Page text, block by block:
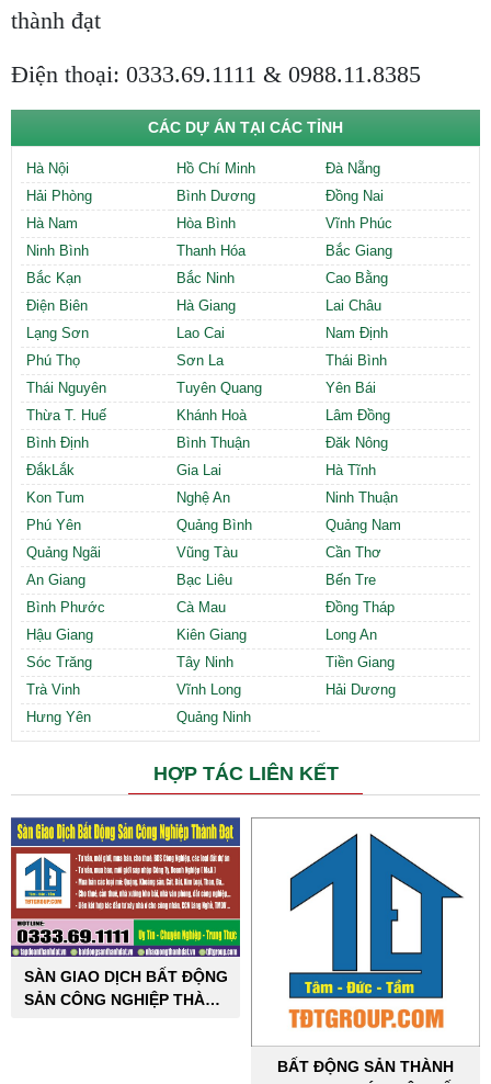
thành đạt
Điện thoại: 0333.69.1111 & 0988.11.8385
CÁC DỰ ÁN TẠI CÁC TỈNH
Hà Nội Hồ Chí Minh
Đà Nẵng
Hải Phòng
Bình Dương
Đồng Nai
Hà Nam
Hòa Bình
Vĩnh Phúc
Ninh Bình
Thanh Hóa
Bắc Giang
Bắc Kạn
Bắc Ninh
Cao Bằng
Điện Biên
Hà Giang
Lai Châu
Lạng Sơn
Lao Cai
Nam Định
Phú Thọ
Sơn La
Thái Bình
Thái Nguyên
Tuyên Quang
Yên Bái
Thừa T. Huế
Khánh Hoà
Lâm Đồng
Bình Định
Bình Thuận
Đăk Nông
ĐắkLắk
Gia Lai
Hà Tĩnh
Kon Tum
Nghệ An
Ninh Thuận
Phú Yên
Quảng Bình
Quảng Nam
Quảng Ngãi
Vũng Tàu
Cần Thơ
An Giang
Bạc Liêu
Bến Tre
Bình Phước
Cà Mau
Đồng Tháp
Hậu Giang
Kiên Giang
Long An
Sóc Trăng
Tây Ninh
Tiền Giang
Trà Vinh
Vĩnh Long
Hải Dương
Hưng Yên
Quảng Ninh
HỢP TÁC LIÊN KẾT
SÀN GIAO DỊCH BẤT ĐỘNG
SẢN CÔNG NGHIỆP THÀNH
BẤT ĐỘNG SẢN THÀNH